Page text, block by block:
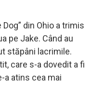
din Ohio a trimis
pe Jake. Când au
stăpâni lacrimile.
care s-a dovedit a fi
a atins cea mai